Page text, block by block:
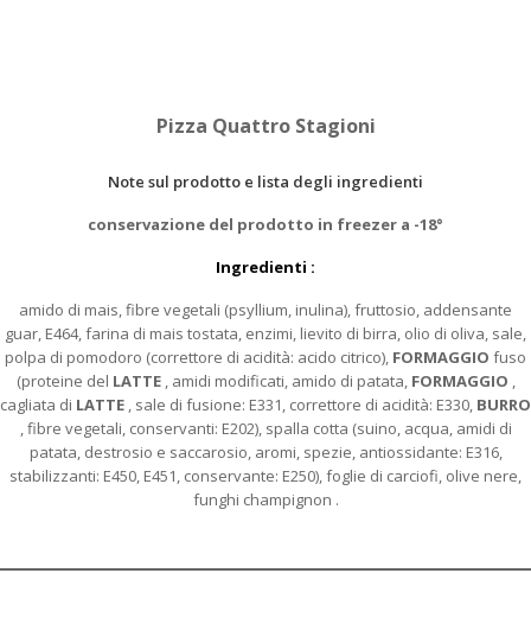
Pizza Quattro Stagioni
Note sul prodotto e lista degli ingredienti
conservazione del prodotto in freezer a -18°
Ingredienti :
amido di mais, fibre vegetali (psyllium, inulina), fruttosio, addensante
guar, E464, farina di mais tostata, enzimi, lievito di birra, olio di oliva, sale,
polpa di pomodoro (correttore di acidità: acido citrico), FORMAGGIO fuso
(proteine del LATTE, amidi modificati, amido di patata, FORMAGGIO ,
cagliata di LATTE , sale di fusione: E331, correttore di acidità: E330, BURRO
, fibre vegetali, conservanti: E202), spalla cotta (suino, acqua, amidi di
patata, destrosio e saccarosio, aromi, spezie, antiossidante: E316,
stabilizzanti: E450, E451, conservante: E250), foglie di carciofi, olive nere,
funghi champignon .